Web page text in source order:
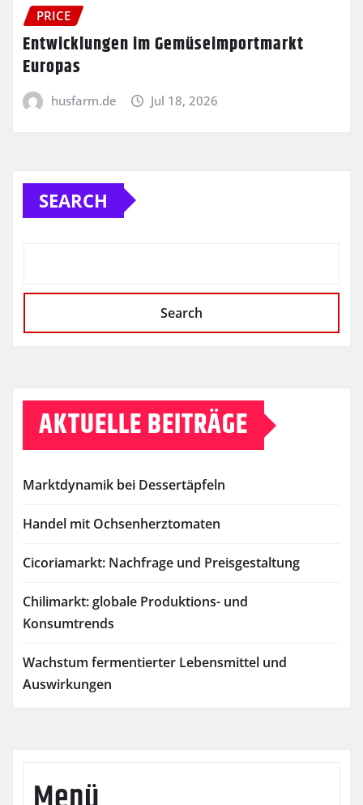
PRICE
Entwicklungen im Gemüseimportmarkt
Europas
husfarm.de Jul 18, 2026
SEARCH
Search
AKTUELLE BEITRÄGE
Marktdynamik bei Dessertäpfeln
Handel mit Ochsenherztomaten
Cicoriamarkt: Nachfrage und Preisgestaltung
Chilimarkt: globale Produktions- und
Konsumtrends
Wachstum fermentierter Lebensmittel und
Auswirkungen